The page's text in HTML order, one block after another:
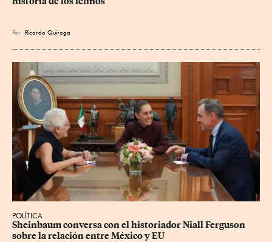
Por Ricardo Quiroga
POLÍTICA
Sheinbaum conversa con el historiador Niall Ferguson
sobre la relación entre México y EU